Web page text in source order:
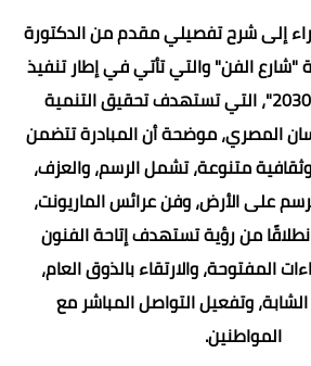
إلى شرح تفصيلي مقدم من الدكتورة
"شارع الفن" والتي تأتي في إطار تنفيذ
أهداف "رؤية مصر 2030"، التي تستهدف تحقيق التنمية
المصري، موضحة أن المبادرة تتضمن
متنوعة، تشمل الرسم، والعزف،
على الأرض، وفن عرائس الماريونت،
انطلاقًا من رؤية تستهدف إتاحة الفنون
المفتوحة، والارتقاء بالذوق العام،
وتفعيل التواصل المباشر مع
المواطنين.